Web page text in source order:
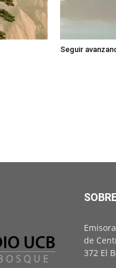
Seguir
de
372 El